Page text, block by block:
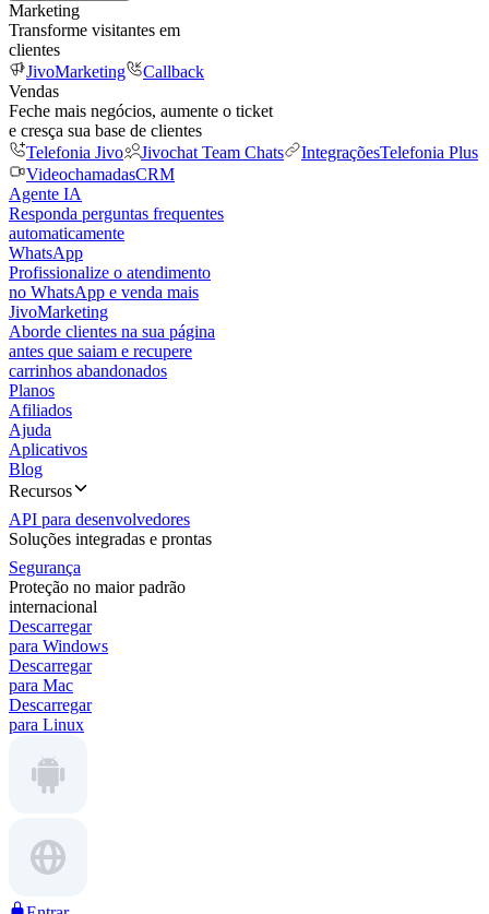
Marketing
Transforme visitantes em
clientes
JivoMarketing
Callback
Vendas
Feche mais negócios, aumente o ticket
e cresça sua base de clientes
Telefonia Jivo
Jivochat Team Chats IntegraçõesTelefonia Plus
VideochamadasCRM
Agente IA
Responda perguntas frequentes
automaticamente
WhatsApp
Profissionalize o atendimento
no WhatsApp e venda mais
JivoMarketing
Aborde clientes na sua página
antes que saiam e recupere
carrinhos abandonados
Planos
Afiliados
Ajuda
Aplicativos
Blog
Recursos
API para desenvolvedores
Soluções integradas e prontas
Segurança
Proteção no maior padrão
internacional
Descarregar
para Windows
Descarregar
para Mac
Descarregar
para Linux